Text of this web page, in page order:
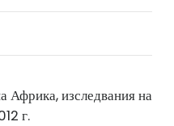
Африка, изследвания на
г.